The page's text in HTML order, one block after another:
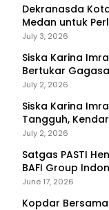
Dekranasda
Medan untuk
Primadona
July 3, 2026
Siska Karina
Bertukar
Fokus Diskusi
July 2, 2026
Siska Karina
Tangguh,
dan Bencana
July 2, 2026
Satgas PASTI
BAFI Group
June 17, 2026
Kopdar